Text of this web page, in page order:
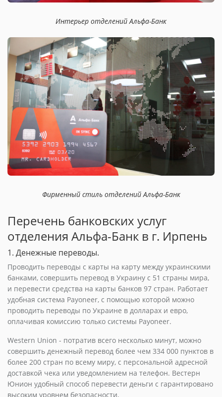
Интерьер отделений Альфа-Банк
Фирменный стиль отделений Альфа-Банк
Перечень банковских услуг
отделения Альфа-Банк в г. Ирпень
1. Денежные переводы.
Проводить переводы с карты на карту между украинскими
банками, совершить перевод в Украину с 51 страны мира,
и перевести средства на карты банков 97 стран. Работает
удобная система Payoneer, с помощью которой можно
проводить переводы по Украине в долларах и евро,
оплачивая комиссию только системы Payoneer.
Western Union - потратив всего несколько минут, можно
совершить денежный перевод более чем 334 000 пунктов в
более 200 стран по всему миру, с персональной адресной
доставкой чека или уведомлением на телефон. Вестерн
Юнион удобный способ перевести деньги с гарантировано
высоким уровнем безопасности.